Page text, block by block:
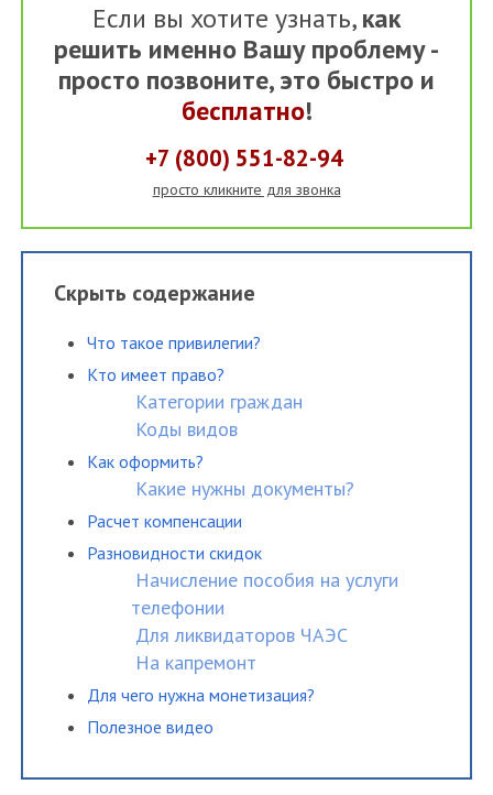
Если вы хотите узнать,как
решить именно Вашу проблему -
просто позвоните, это быстро и
бесплатно!
+7 (800) 551-82-94
просто кликните для звонка
Скрыть содержание
Что такое привилегии?
Кто имеет право?
Категории граждан
Коды видов
Как оформить?
Какие нужны документы?
Расчет компенсации
Разновидности скидок
Начисление пособия на услуги
телефонии
Для ликвидаторов ЧАЭС
На капремонт
Для чего нужна монетизация?
Полезное видео